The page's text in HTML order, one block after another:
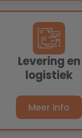
Levering en
logistiek
Meer info